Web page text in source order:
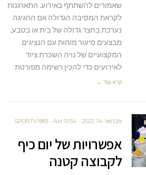
שאמורים להשתתף באירוע. התארגנות
לקראת המסיבה הגדולה אם החגיגה
נערכת בחצר גדולה של בית או בטבע,
מבצעים סיעור מוחות עם הנציגים
המקצועיים של נויה השכרת ציוד
לאירועים כדי להכין רשימה מפורטת
קרא עוד ←
פברואר 14, 2022 10:54 AM
SPORTV1983
אפשרויות של יום כיף
לקבוצה קטנה